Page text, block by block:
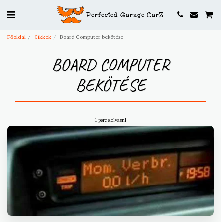
Perfected Garage CarZ
Főoldal Cikkek Board Computer bekötése
BOARD COMPUTER
BEKÖTÉSE
1 perc elolvasni